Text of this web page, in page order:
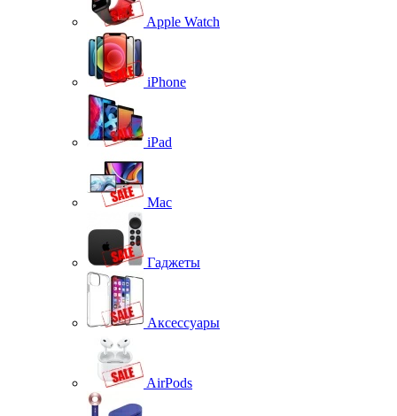
Apple Watch
iPhone
iPad
Mac
Гаджеты
Аксессуары
AirPods